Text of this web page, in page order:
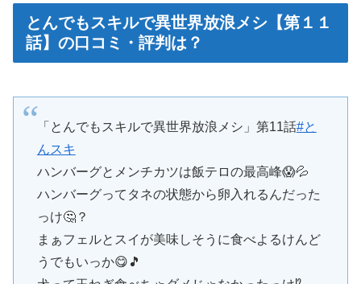
とんでもスキルで異世界放浪メシ【第１１
話】の口コミ・評判は？
「とんでもスキルで異世界放浪メシ」第11話 #と
んスキ
ハンバーグとメンチカツは飯テロの最高峰😱💦
ハンバーグってタネの状態から卵入れるんだった
っけ🤔？
まぁフェルとスイが美味しそうに食べよるけんど
うでもいっか😋🎵
犬って玉ねぎ食べちゃダメじゃなかったっけ⁉️